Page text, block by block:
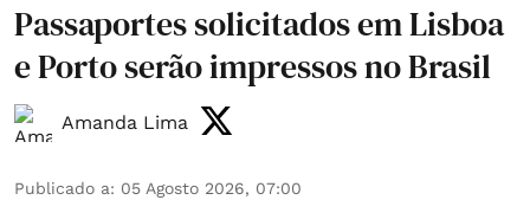
Passaportes solicitados em Lisboa
e Porto serão impressos no Brasil
Amanda Lima
Publicado a: 05 Agosto 2026, 07:00